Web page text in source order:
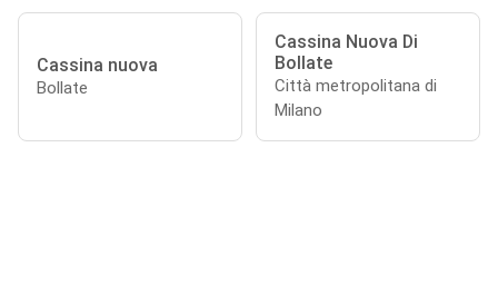
Cassina nuova
Bollate
Cassina Nuova Di
Bollate
Città metropolitana di
Milano